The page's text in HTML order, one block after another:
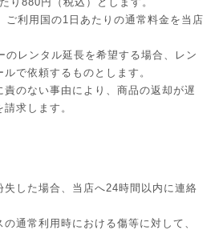
ご利用国の1日あたりの通常料金を当店
のレンタル延長を希望する場合、レン
で依頼するものとします。
責のない事由により、商品の返却が遅
求します。
失した場合、当店へ24時間以内に連絡
通常利用時における傷等に対して、